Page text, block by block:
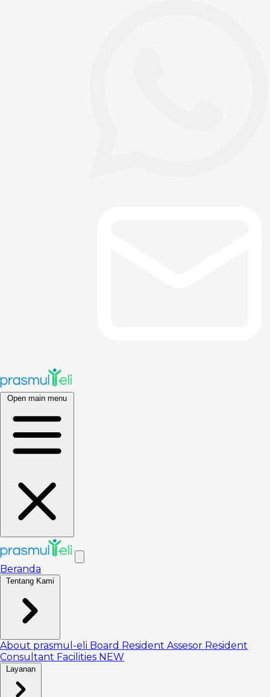
Open main menu
Beranda
Tentang Kami
About prasmul-eli Board Resident Assesor Resident
Consultant Facilities NEW
Layanan